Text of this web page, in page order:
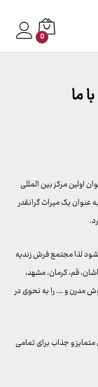
0
ما
شمسی به عنوان اولین مرکز بین المللی
یک میراث گرانقدر
لذا مجتمع فرش زندیه
قم، کرمان، مشهد،
مدرن و …. را به نحوی در
و جذاب برای تمامی